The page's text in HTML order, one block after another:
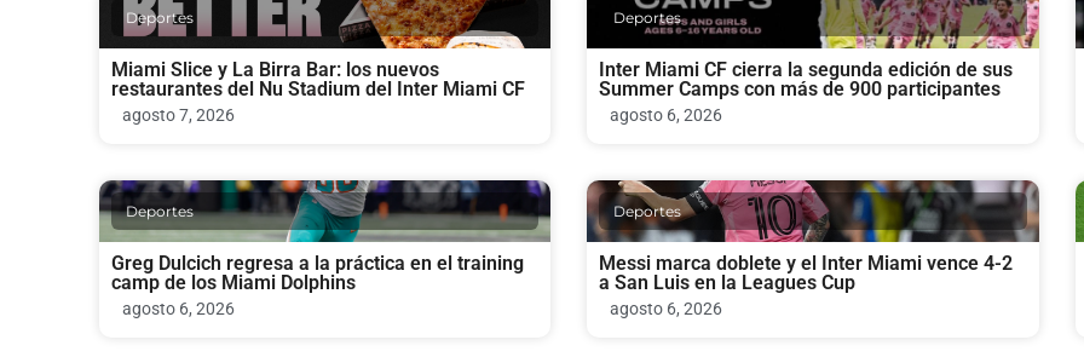
Deportes
Miami Slice y La Birra Bar: los nuevos
restaurantes del Nu Stadium del Inter Miami CF
agosto 7, 2026
Deportes
Inter Miami CF cierra la segunda edición de sus
Summer Camps con más de 900 participantes
agosto 6, 2026
Deportes
Greg Dulcich regresa a la práctica en el training
camp de los Miami Dolphins
agosto 6, 2026
Deportes
Messi marca doblete y el Inter Miami vence 4-2
a San Luis en la Leagues Cup
agosto 6, 2026